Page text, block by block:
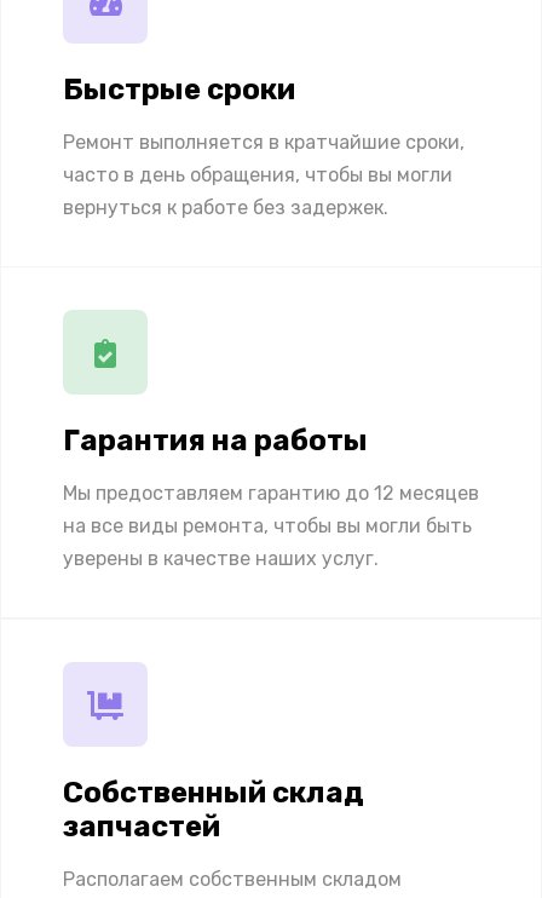
Быстрые сроки
Ремонт выполняется в кратчайшие сроки,
часто в день обращения, чтобы вы могли
вернуться к работе без задержек.
Гарантия на работы
Мы предоставляем гарантию до 12 месяцев
на все виды ремонта, чтобы вы могли быть
уверены в качестве наших услуг.
Собственный склад
запчастей
Располагаем собственным складом